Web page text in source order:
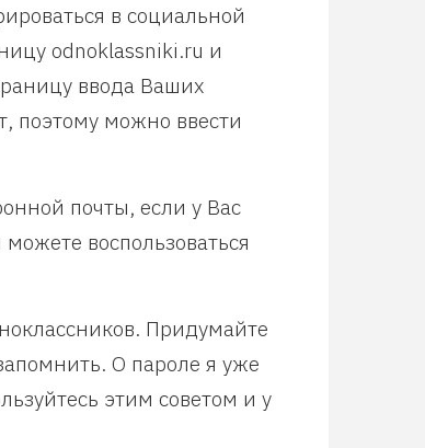
в социальной
odnoklassniki.ru и
ввода Ваших
поэтому можно ввести
почты, если у Вас
воспользоваться
Придумайте
О пароле я уже
этим советом и у